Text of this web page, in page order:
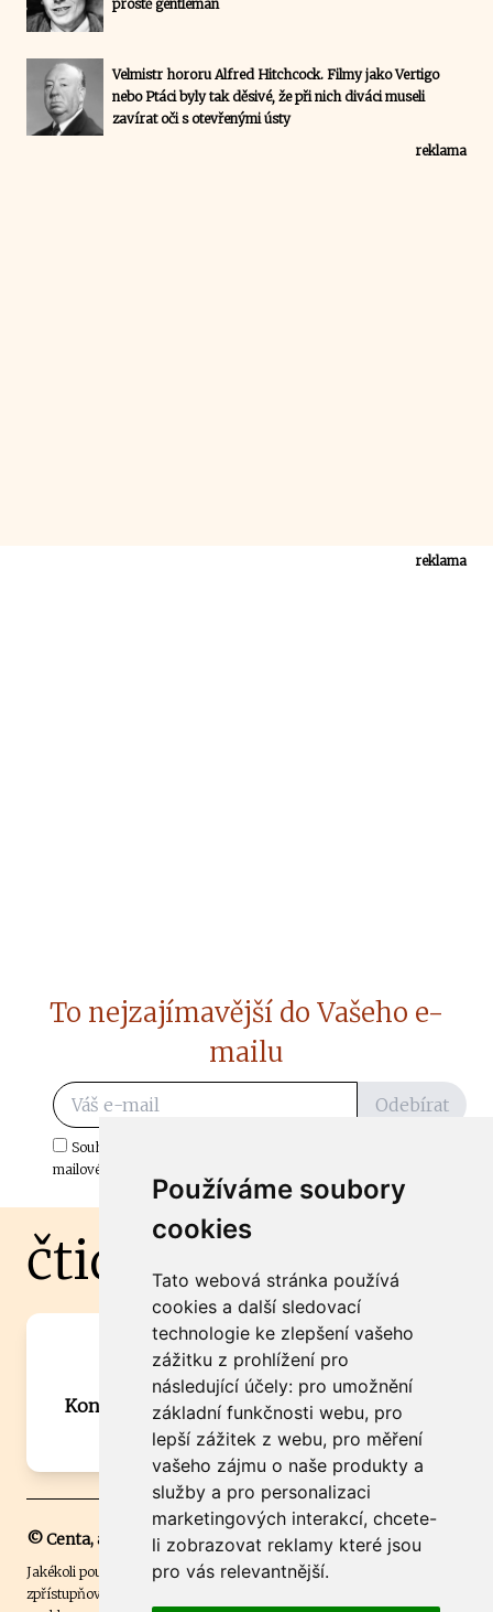
Používáme soubory
cookies
Tato webová stránka používá
cookies a další sledovací
technologie ke zlepšení vašeho
zážitku z prohlížení pro
následující účely: pro umožnění
základní funkčnosti webu, pro
lepší zážitek z webu, pro měření
vašeho zájmu o naše produkty a
služby a pro personalizaci
marketingových interakcí, chcete-
li zobrazovat reklamy které jsou
pro vás relevantnější.
prostě gentleman
Velmistr hororu Alfred Hitchcock. Filmy jako Vertigo
nebo Ptáci byly tak děsivé, že při nich diváci museli
zavírat oči s otevřenými ústy
reklama
reklama
To nejzajímavější do Vašeho e-
mailu
Odebírat
Souhlasím s odběrem důležitých zpráv ze ČtiDoma.cz do mé e-
mailové schránky.
čtidoma.cz
Máte zajímavou informaci? Chcete
spolupracovat?
Kontaktujte šéfredaktora Martina Chalupu:
chalupa@ctidoma.cz
© Centa, a.s.
Jakékoli použití obsahu včetně převzetí, šíření či dalšího užití a
zpřístupňování textových či obrazových materiálů bez písemného